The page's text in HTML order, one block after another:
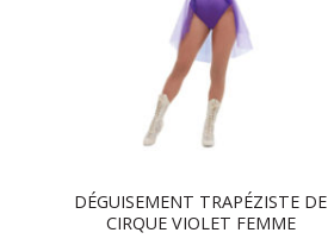
DÉGUISEMENT TRAPÉZISTE DE
CIRQUE VIOLET FEMME